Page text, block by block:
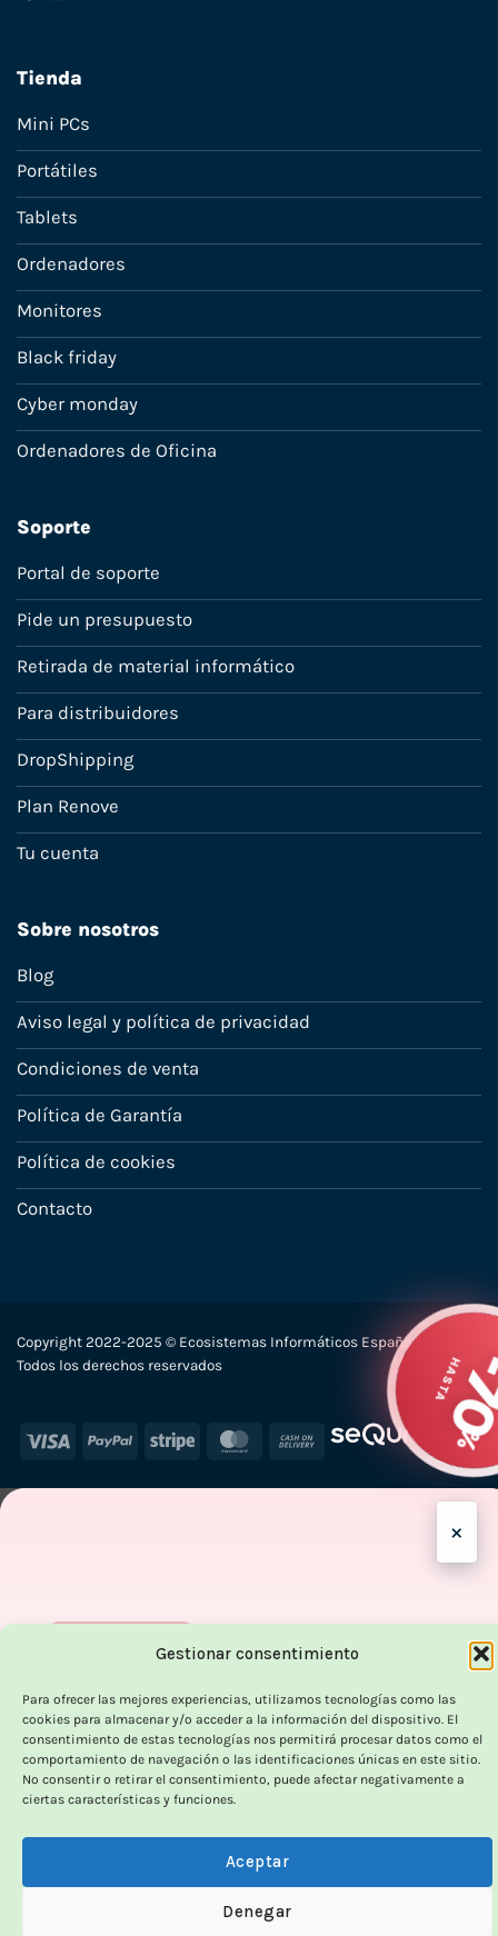
Gestionar consentimiento
Para ofrecer las mejores experiencias, utilizamos tecnologías como las
cookies para almacenar y/o acceder a la información del dispositivo. El
consentimiento de estas tecnologías nos permitirá procesar datos como el
comportamiento de navegación o las identificaciones únicas en este sitio.
No consentir o retirar el consentimiento, puede afectar negativamente a
ciertas características y funciones.
Aceptar
Denegar
Tienda
Mini PCs
Portátiles
Tablets
Ordenadores
Monitores
Black friday
Cyber monday
Ordenadores de Oficina
Soporte
Portal de soporte
Pide un presupuesto
Retirada de material informático
Para distribuidores
DropShipping
Plan Renove
Tu cuenta
Sobre nosotros
Blog
Aviso legal y política de privacidad
Condiciones de venta
Política de Garantía
Política de cookies
Contacto
Copyright 2022-2025 © Ecosistemas Informáticos España SL –
Todos los derechos reservados
Visa PayPal Stripe MasterCard
Cash
×
Calidad probada,
precios imbatibles
Productos100% funcionales